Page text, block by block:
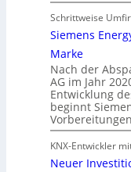
Schrittweise
Siemens
Marke
Nach der
AG im Jahr
Entwicklung
beginnt
KNX-Entwickler
Neuer